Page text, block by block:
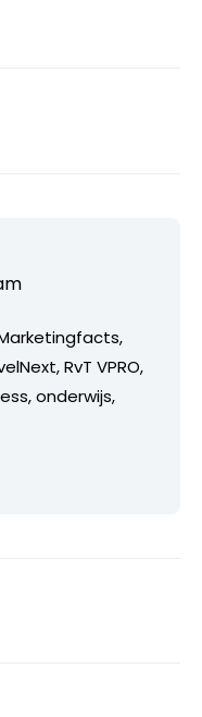
RvT VPRO,
onderwijs,